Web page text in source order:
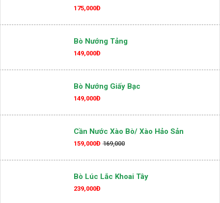
Cải Chua Xào Bò/ Hải Sản
175,000Đ
Bò Nướng Tảng
149,000Đ
Bò Nướng Giấy Bạc
149,000Đ
Cần Nước Xào Bò/ Xào Hảo Sản
159,000Đ 169,000